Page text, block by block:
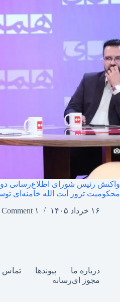
واکنش رئیس شورای اطلاع‌رسانی
محکومیت ترور آیت الله خامنه‌ای
۱۶ خرداد ۱۴۰۵
۱ Comment
درباره ما پیوندها تماس
مجوز ای‌رسانه